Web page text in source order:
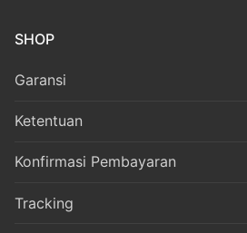
SHOP
Garansi
Ketentuan
Konfirmasi Pembayaran
Tracking